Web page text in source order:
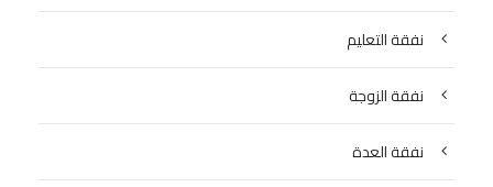
نفقة التعليم
نفقة الزوجة
نفقة العدة